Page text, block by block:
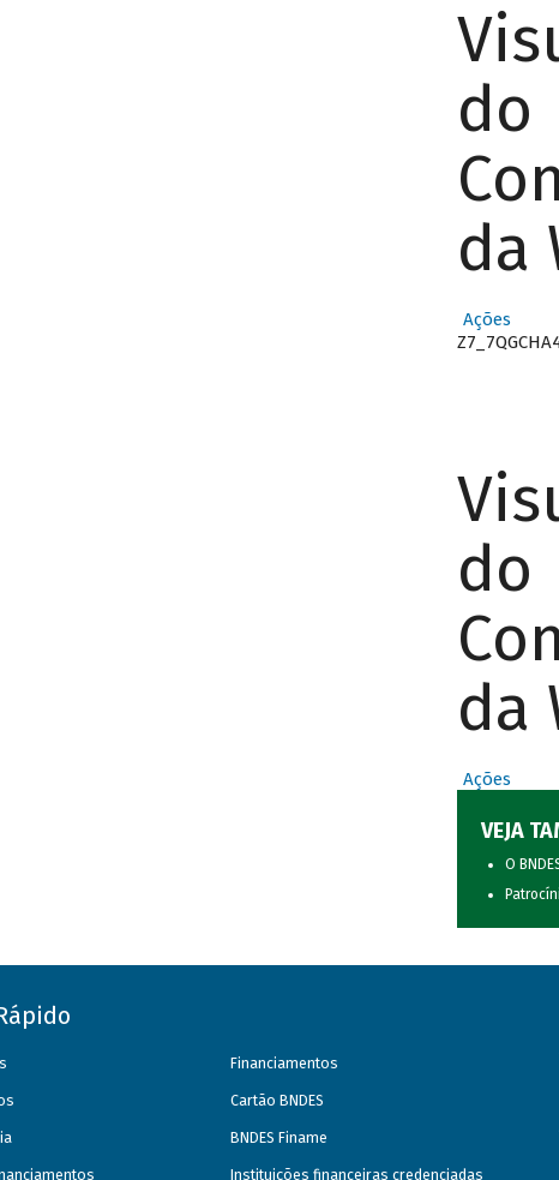
do
da
Ações
do
da
Ações
VEJA
O
Financiamentos
Cartão BNDES
BNDES Finame
Instituições financeiras credenciadas